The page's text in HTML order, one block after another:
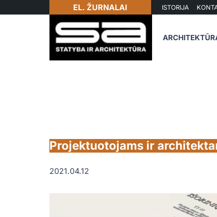
EL. ŽURNALAI ISTORIJA
Projektuotojams ir
2021.04.12